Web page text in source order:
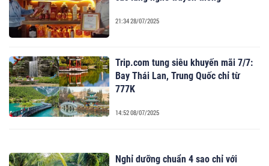
21:34 28/07/2025
Trip.com tung siêu khuyến mãi 7/7:
Bay Thái Lan, Trung Quốc chỉ từ
777K
14:52 08/07/2025
Nghỉ dưỡng chuẩn 4 sao chỉ với